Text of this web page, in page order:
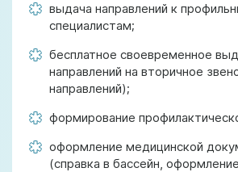
выдача направлений к
специалистам;
бесплатное своевременное
направлений на вторичное
направлений);
формирование
оформление медицинской
(справка в бассейн,